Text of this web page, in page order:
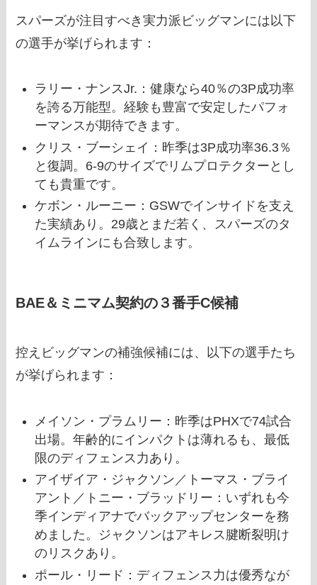
スパーズが注目すべき実力派ビッグマンには以下
の選手が挙げられます：
ラリー・ナンスJr.：健康なら40％の3P成功率
を誇る万能型。経験も豊富で安定したパフォ
ーマンスが期待できます。
クリス・ブーシェイ：昨季は3P成功率36.3％
と復調。6-9のサイズでリムプロテクターとし
ても貴重です。
ケボン・ルーニー：GSWでインサイドを支え
た実績あり。29歳とまだ若く、スパーズのタ
イムラインにも合致します。
BAE＆ミニマム契約の３番手C候補
控えビッグマンの補強候補には、以下の選手たち
が挙げられます：
メイソン・プラムリー：昨季はPHXで74試合
出場。年齢的にインパクトは薄れるも、最低
限のディフェンス力あり。
アイザイア・ジャクソン／トーマス・ブライ
アント／トニー・ブラッドリー：いずれも今
季インディアナでバックアップセンターを務
めました。ジャクソンはアキレス腱断裂明け
のリスクあり。
ポール・リード：ディフェンス力は優秀なが